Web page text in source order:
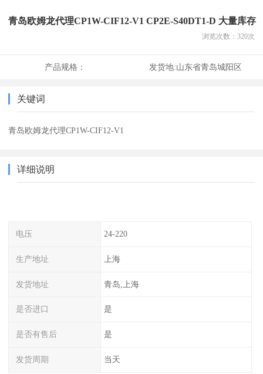
青岛欧姆龙代理CP1W-CIF12-V1 CP2E-S40DT1-D 大量库存
浏览次数： 320次
产品规格： 发货地:山东省青岛城阳区
关键词
青岛欧姆龙代理CP1W-CIF12-V1
详细说明
电压 24-220
生产地址 上海
发货地址 青岛,上海
是否进口 是
是否有售后 是
发货周期 当天